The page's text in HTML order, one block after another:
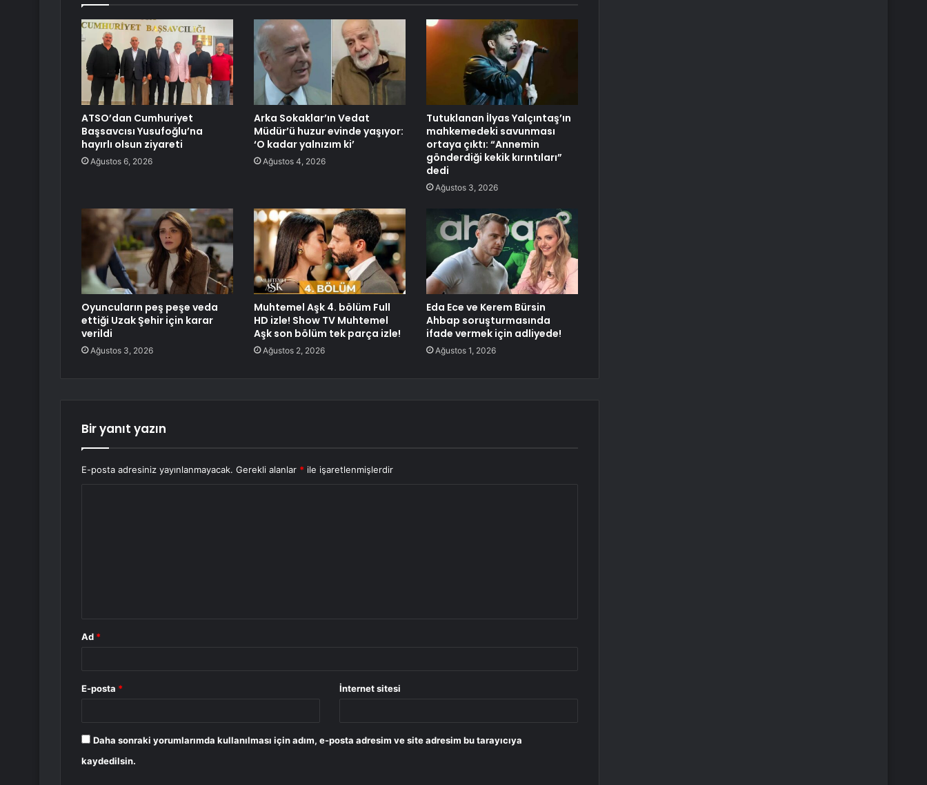
ATSO’dan Cumhuriyet
Başsavcısı Yusufoğlu’na
hayırlı olsun ziyareti
Ağustos 6, 2026
Arka Sokaklar’ın Vedat
Müdür’ü huzur evinde yaşıyor:
‘O kadar yalnızım ki’
Ağustos 4, 2026
Tutuklanan İlyas Yalçıntaş’ın
mahkemedeki savunması
ortaya çıktı: “Annemin
gönderdiği kekik kırıntıları”
dedi
Ağustos 3, 2026
Oyuncuların peş peşe veda
ettiği Uzak Şehir için karar
verildi
Ağustos 3, 2026
Muhtemel Aşk 4. bölüm Full
HD izle! Show TV Muhtemel
Aşk son bölüm tek parça izle!
Ağustos 2, 2026
Eda Ece ve Kerem Bürsin
Ahbap soruşturmasında
ifade vermek için adliyede!
Ağustos 1, 2026
Bir yanıt yazın
E-posta adresiniz yayınlanmayacak. Gerekli alanlar * ile işaretlenmişlerdir
Ad *
E-posta * İnternet sitesi
Daha sonraki yorumlarımda kullanılması için adım, e-posta adresim ve site adresim bu tarayıcıya
kaydedilsin.